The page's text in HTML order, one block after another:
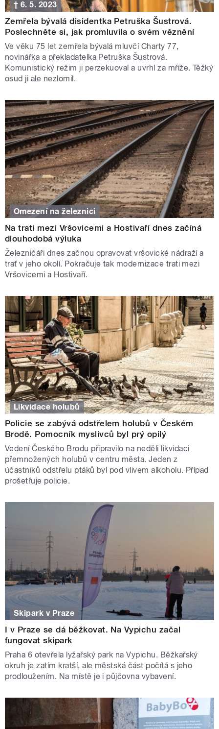
† 6. 5. 2023
Zemřela bývalá disidentka Petruška Šustrová.
Poslechněte si, jak promluvila o svém věznění
Ve věku 75 let zemřela bývalá mluvčí Charty 77,
novinářka a překladatelka Petruška Šustrová.
Komunistický režim ji perzekuoval a uvrhl za mříže. Těžký
osud ji ale nezlomil.
Omezení na železnici
Na trati mezi Vršovicemi a Hostivaří dnes začíná
dlouhodobá výluka
Železničáři dnes začnou opravovat vršovické nádraží a
trať v jeho okolí. Pokračuje tak modernizace trati mezi
Vršovicemi a Hostivaří.
Likvidace holubů
Policie se zabývá odstřelem holubů v Českém
Brodě. Pomocník myslivců byl prý opilý
Vedení Českého Brodu připravilo na neděli likvidaci
přemnožených holubů v centru města. Jeden z
účastníků odstřelu ptáků byl pod vlivem alkoholu. Případ
prošetřuje policie.
Skipark v Praze
I v Praze se dá běžkovat. Na Vypichu začal
fungovat skipark
Praha 6 otevřela lyžařský park na Vypichu. Běžkařský
okruh je zatím kratší, ale městská část počítá s jeho
prodloužením. Na místě je i půjčovna vybavení.